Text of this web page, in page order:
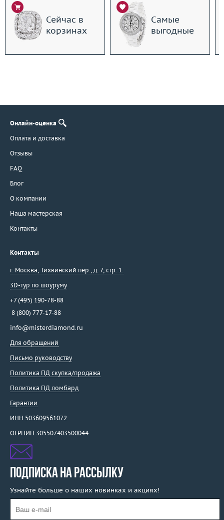
Сейчас в
корзинах
Самые
выгодные
Онлайн-оценка
Оплата и доставка
Отзывы
FAQ
Блог
О компании
Наша мастерская
Контакты
Контакты
г. Москва, Тихвинский пер., д. 7, стр. 1.
3D-тур по шоуруму
+7 (495) 190-78-88
8 (800) 777-17-88
info@misterdiamond.ru
Для обращений
Письмо руководству
Политика ПД скупка/продажа
Политика ПД ломбард
Гарантии
ИНН 503609561072
ОГРНИП 305507403500044
ПОДПИСКА НА РАССЫЛКУ
Узнайте больше о наших новинках и акциях!